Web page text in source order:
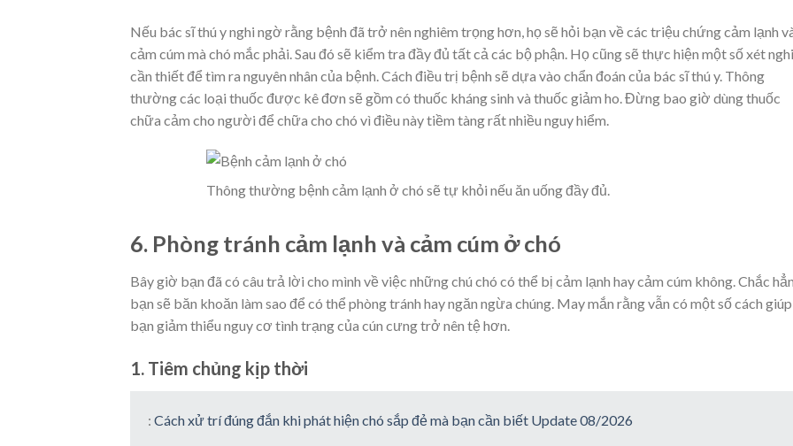
Nếu bác sĩ thú y nghi ngờ rằng bệnh đã trở nên nghiêm trọng hơn, họ sẽ hỏi bạn về các triệu chứng cảm lạnh
cảm cúm mà chó mắc phải. Sau đó sẽ kiểm tra đầy đủ tất cả các bộ phận. Họ cũng sẽ thực hiện một số xét
cần thiết để tìm ra nguyên nhân của bệnh. Cách điều trị bệnh sẽ dựa vào chẩn đoán của bác sĩ thú y. Thông
thường các loại thuốc được kê đơn sẽ gồm có thuốc kháng sinh và thuốc giảm ho. Đừng bao giờ dùng thuốc
chữa cảm cho người để chữa cho chó vì điều này tiềm tàng rất nhiều nguy hiểm.
Thông thường bệnh cảm lạnh ở chó sẽ tự khỏi nếu ăn uống đầy đủ.
6. Phòng tránh cảm lạnh và cảm cúm ở chó
Bây giờ bạn đã có câu trả lời cho mình về việc những chú chó có thể bị cảm lạnh hay cảm cúm không. Chắc hẳn
bạn sẽ băn khoăn làm sao để có thể phòng tránh hay ngăn ngừa chúng. May mắn rằng vẫn có một số cách giúp
bạn giảm thiểu nguy cơ tình trạng của cún cưng trở nên tệ hơn.
1. Tiêm chủng kịp thời
: Cách xử trí đúng đắn khi phát hiện chó sắp đẻ mà bạn cần biết Update 08/2026